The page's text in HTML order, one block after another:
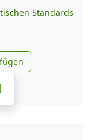
Standards
Google
auf Telegram
X